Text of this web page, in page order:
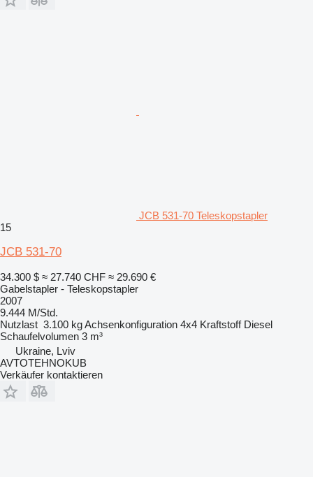
JCB 531-70 Teleskopstapler
15
JCB 531-70
34.300 $ ≈ 27.740 CHF ≈ 29.690 €
Gabelstapler - Teleskopstapler
2007
9.444 M/Std.
Nutzlast 3.100 kgAchsenkonfiguration 4x4 Kraftstoff Diesel
Schaufelvolumen 3 m³
Ukraine, Lviv
AVTOTEHNOKUB
Verkäufer kontaktieren